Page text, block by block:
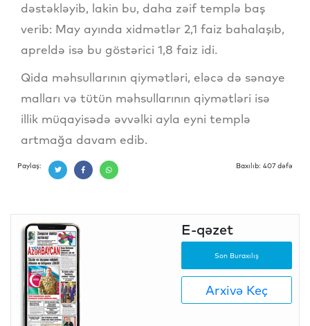
dəstəkləyib, lakin bu, daha zəif templə baş
verib: May ayında xidmətlər 2,1 faiz bahalaşıb,
apreldə isə bu göstərici 1,8 faiz idi.
Qida məhsullarının qiymətləri, eləcə də sənaye
malları və tütün məhsullarının qiymətləri isə
illik müqayisədə əvvəlki ayla eyni templə
artmağa davam edib.
Paylaş: Baxılıb: 407 dəfə
E-qəzet
Son Buraxılış
Arxivə Keç